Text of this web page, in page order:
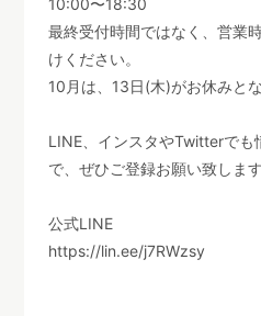
10:00〜18:30
最終受付時間ではなく、営業
けください。
10月は、13日(木)がお休みとな
LINE、インスタやTwitterでも
で、ぜひご登録お願い致します
公式LINE
https://lin.ee/j7RWzsy